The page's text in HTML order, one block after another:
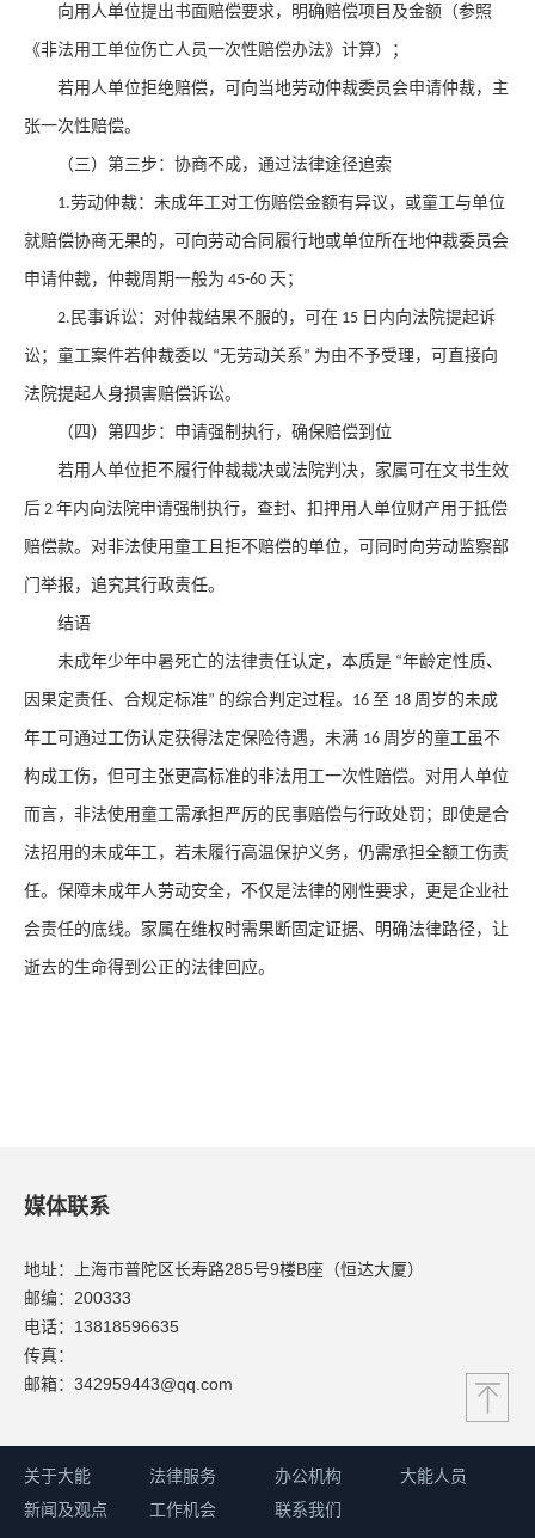
向用人单位提出书面赔偿要求，明确赔偿项目及金额（参照
《非法用工单位伤亡人员一次性赔偿办法》计算）；
若用人单位拒绝赔偿，可向当地劳动仲裁委员会申请仲裁，主
张一次性赔偿。
（三）第三步：协商不成，通过法律途径追索
1.劳动仲裁：未成年工对工伤赔偿金额有异议，或童工与单位
就赔偿协商无果的，可向劳动合同履行地或单位所在地仲裁委员会
申请仲裁，仲裁周期一般为 45-60 天；
2. 民事诉讼：对仲裁结果不服的，可在 15 日内向法院提起诉
讼；童工案件若仲裁委以 “无劳动关系” 为由不予受理，可直接向
法院提起人身损害赔偿诉讼。
（四）第四步：申请强制执行，确保赔偿到位
若用人单位拒不履行仲裁裁决或法院判决，家属可在文书生效
后 2 年内向法院申请强制执行，查封、扣押用人单位财产用于抵偿
赔偿款。对非法使用童工且拒不赔偿的单位，可同时向劳动监察部
门举报，追究其行政责任。
结语
未成年少年中暑死亡的法律责任认定，本质是 “年龄定性质、
因果定责任、合规定标准” 的综合判定过程。 16 至 18 周岁的未成
年工可通过工伤认定获得法定保险待遇，未满 16 周岁的童工虽不
构成工伤，但可主张更高标准的非法用工一次性赔偿。对用人单位
而言，非法使用童工需承担严厉的民事赔偿与行政处罚；即使是合
法招用的未成年工，若未履行高温保护义务，仍需承担全额工伤责
任。保障未成年人劳动安全，不仅是法律的刚性要求，更是企业社
会责任的底线。家属在维权时需果断固定证据、明确法律路径，让
逝去的生命得到公正的法律回应。
媒体联系
地址：上海市普陀区长寿路285号9楼B座（恒达大厦）
邮编：200333
电话：13818596635
传真：
邮箱：342959443@qq.com
关于大能 法律服务 办公机构
大能人员
新闻及观点
工作机会 联系我们